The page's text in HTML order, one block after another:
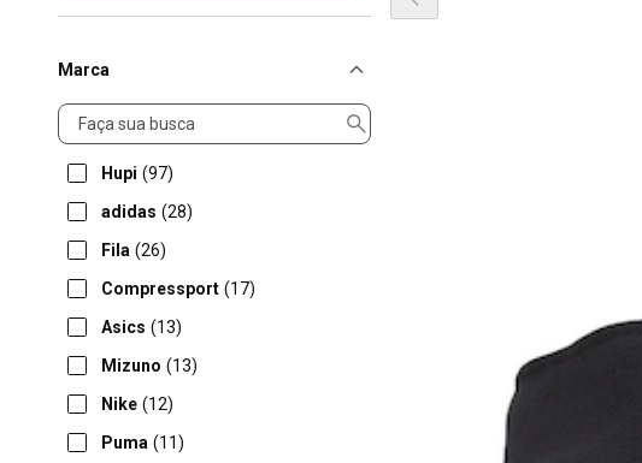
Marca
Marca
Hupi (97)
adidas (28)
Fila (26)
Compressport (17)
Asics (13)
Mizuno (13)
Nike (12)
Puma (11)